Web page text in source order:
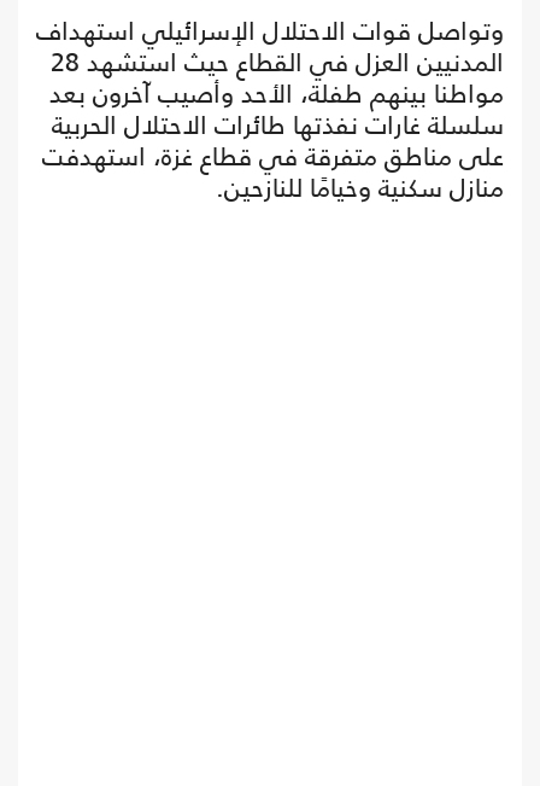
وتواصل قوات الاحتلال الإسرائيلي استهداف
المدنيين العزل في القطاع حيث استشهد 28
مواطنا بينهم طفلة، الأحد وأصيب آخرون بعد
سلسلة غارات نفذتها طائرات الاحتلال الحربية
على مناطق متفرقة في قطاع غزة، استهدفت
منازل سكنية وخيامًا للنازحين.